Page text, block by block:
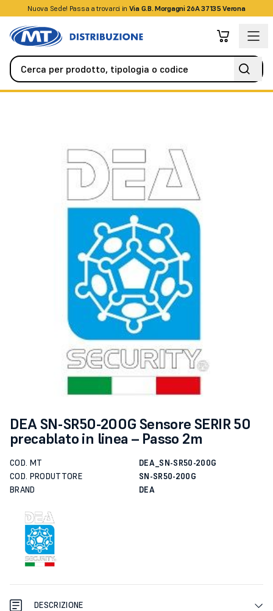
Nuova Sede! Passa a trovarci in Via G.B. Morgagni 26A 37135 Verona
+39045509826
DEA SN-SR50-200G Sensore SERIR 50
precablato in linea – Passo 2m
COD. MT
DEA_SN-SR50-200G
COD. PRODUTTORE
SN-SR50-200G
BRAND
DEA
DESCRIZIONE